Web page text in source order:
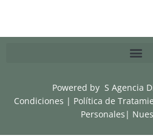
Powered by S Agencia
Condiciones | Política de
Personales |